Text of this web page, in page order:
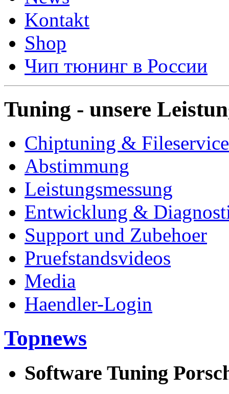
Kontakt
Shop
Чип тюнинг в России
Tuning - unsere
Chiptuning & Fileservice
Abstimmung
Leistungsmessung
Entwicklung &
Support und Zubehoer
Pruefstandsvideos
Media
Haendler-Login
Topnews
Software Tuning